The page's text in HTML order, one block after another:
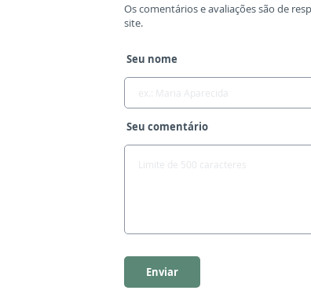
Os comentários e avaliações são de
site.
Seu nome
Seu comentário
Enviar